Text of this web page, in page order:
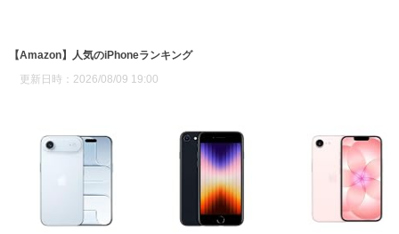
【Amazon】人気のiPhoneランキング
更新日時：2026/08/09 19:00